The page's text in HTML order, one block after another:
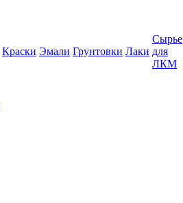
Краски Эмали Грунтовки Лаки
Сырье
для
ЛКМ